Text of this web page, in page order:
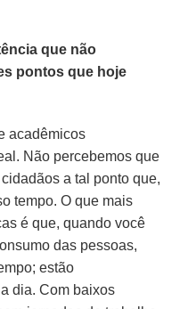
que não
pontos que hoje
acadêmicos
Não percebemos que
a tal ponto que,
tempo. O que mais
é que, quando você
das pessoas,
estão
dia. Com baixos